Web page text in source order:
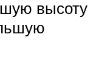
высоту